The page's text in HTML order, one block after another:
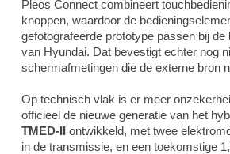
Pleos Connect combineert
knoppen, waardoor de
gefotografeerde prototype passen bij de
van Hyundai. Dat bevestigt echter nog
schermafmetingen die de externe bron
Op technisch vlak is er meer
officieel de nieuwe generatie van het
TMED-II ontwikkeld, met twee
in de transmissie, en een toekomstige